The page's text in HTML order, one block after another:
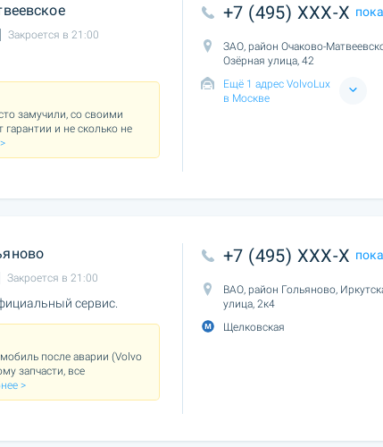
Закроется в 21:00
замучили, со своими
и не сколько не
+7 (495) XXX-X
ЗАО, район Очаково-
Озёрная улица, 42
Ещё 1 адрес VolvoLux
в Москве
Закроется в 21:00
сервис.
после аварии (Volvo
запчасти, все
>
+7 (495) XXX-X
ВАО, район Гольяново,
улица, 2к4
Щелковская